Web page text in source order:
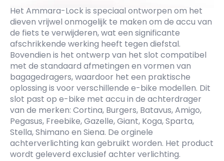
Het Ammara-Lock is speciaal ontworpen om het
dieven vrijwel onmogelijk te maken om de accu van
de fiets te verwijderen, wat een significante
afschrikkende werking heeft tegen diefstal.
Bovendien is het ontwerp van het slot compatibel
met de standaard afmetingen en vormen van
bagagedragers, waardoor het een praktische
oplossing is voor verschillende e-bike modellen. Dit
slot past op e-bike met accu in de achterdrager
van de merken: Cortina, Burgers, Batavus, Amigo,
Pegasus, Freebike, Gazelle, Giant, Koga, Sparta,
Stella, Shimano en Siena. De orginele
achterverlichting kan gebruikt worden. Het product
wordt geleverd exclusief achter verlichting.